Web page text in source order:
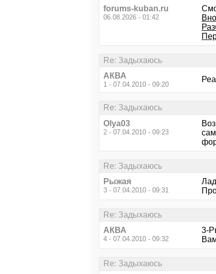
forums-kuban.ru
06.08.2026 - 01:42
Re: Задыхаюсь
АКВА
1 - 07.04.2010 - 09:20
Re: Задыхаюсь
Olya03
2 - 07.04.2010 - 09:23
Re: Задыхаюсь
Рыжая
3 - 07.04.2010 - 09:31
Re: Задыхаюсь
АКВА
4 - 07.04.2010 - 09:32
3-
Re: Задыхаюсь